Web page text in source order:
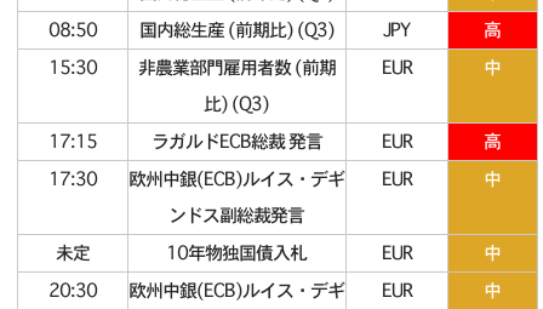
08:50
国内総生産 (前期比) (Q3) JPY
高
15:30
非農業部門雇用者数 (前期
比) (Q3)
EUR 中
17:15 ラガルドECB総裁 発言 EUR
高
17:30
欧州中銀(ECB)ルイス・デギ
ンドス副総裁発言
EUR 中
未定 10年物独国債入札 EUR
中
20:30
欧州中銀(ECB)ルイス・デギ
EUR 中